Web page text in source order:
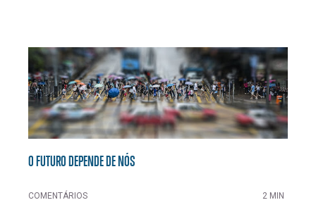
O FUTURO DEPENDE DE NÓS
COMENTÁRIOS 2 MIN